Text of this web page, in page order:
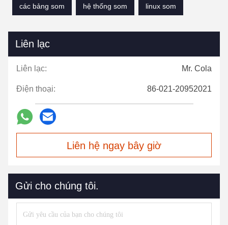
các bảng som
hệ thống som linux som
Liên lạc
Liên lạc: Mr. Cola
Điện thoại: 86-021-20952021
Liên hệ ngay bây giờ
Gửi cho chúng tôi.